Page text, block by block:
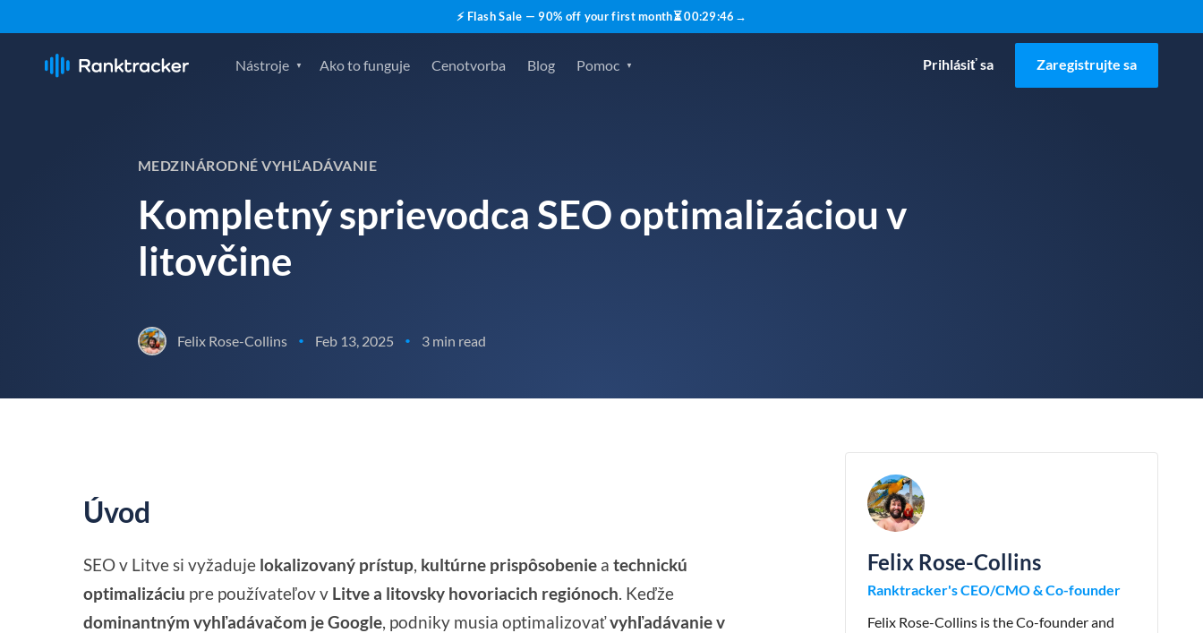
⚡ Flash Sale — 90% off your first month⏳00:29:45 →
Nástroje Ako to funguje Cenotvorba Blog Pomoc Prihlásiť sa Zaregistrujte sa
MEDZINÁRODNÉ VYHĽADÁVANIE
Kompletný sprievodca SEO optimalizáciou v
litovčine
Felix Rose-Collins • Feb 13, 2025 • 3 min read
Úvod
SEO v Litve si vyžaduje lokalizovaný prístup, kultúrne prispôsobenie atechnickú
optimalizáciu pre používateľov v Litve a litovsky hovoriacich regiónoch. Keďže
dominantným vyhľadávačom je Google, podniky musia optimalizovaťvyhľadávanie v
Felix Rose-Collins
Ranktracker's CEO/CMO & Co-founder
Felix Rose-Collins is the Co-founder and